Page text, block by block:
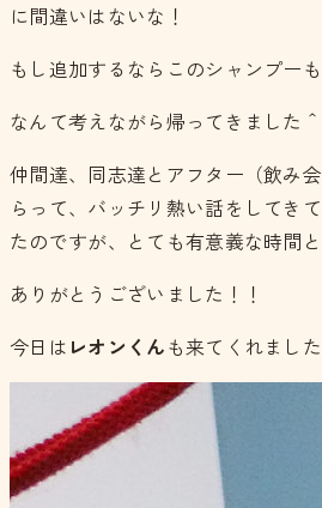
に間違いはないな！
もし追加するならこのシャンプー
なんて考えながら帰ってきました＾
仲間達、同志達とアフター（飲み
らって、バッチリ熱い話をしてき
たのですが、とても有意義な時間
ありがとうございました！！
今日は レオンくんも来てくれました